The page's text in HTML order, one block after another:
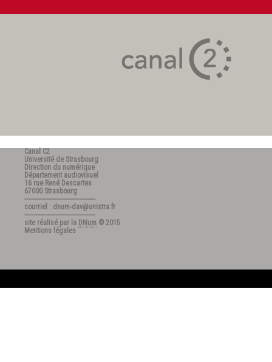
Canal C2
Université de Strasbourg
Direction du numérique
Département audiovisuel
16 rue René Descartes
67000 Strasbourg
---------------------------------------
courriel : dnum-dav@unistra.fr
---------------------------------------
site réalisé par la DNum © 2015
Mentions légales